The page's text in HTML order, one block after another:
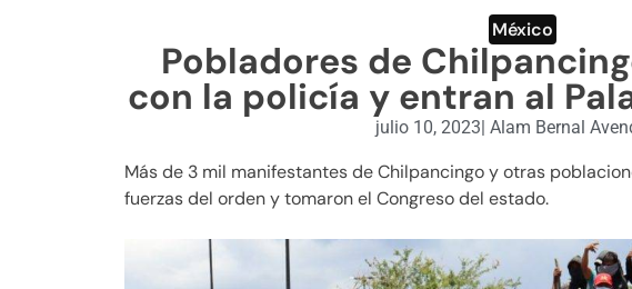
México
Pobladores de
con la policía y entran al
julio 10, 2023 Alam Bernal
Más de 3 mil manifestantes de Chilpancingo y otras
fuerzas del orden y tomaron el Congreso del estado.